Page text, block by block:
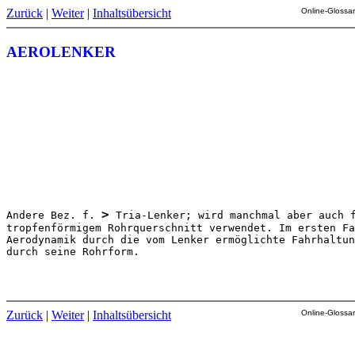
Zurück | Weiter| Inhaltsübersicht Online-
AEROLENKER
Andere Bez. f. > Tria-Lenker; wird manchmal aber auch
tropfenförmigem Rohrquerschnitt verwendet. Im ersten
Aerodynamik durch die vom Lenker ermöglichte
durch seine Rohrform.
Zurück | Weiter| Inhaltsübersicht Online-